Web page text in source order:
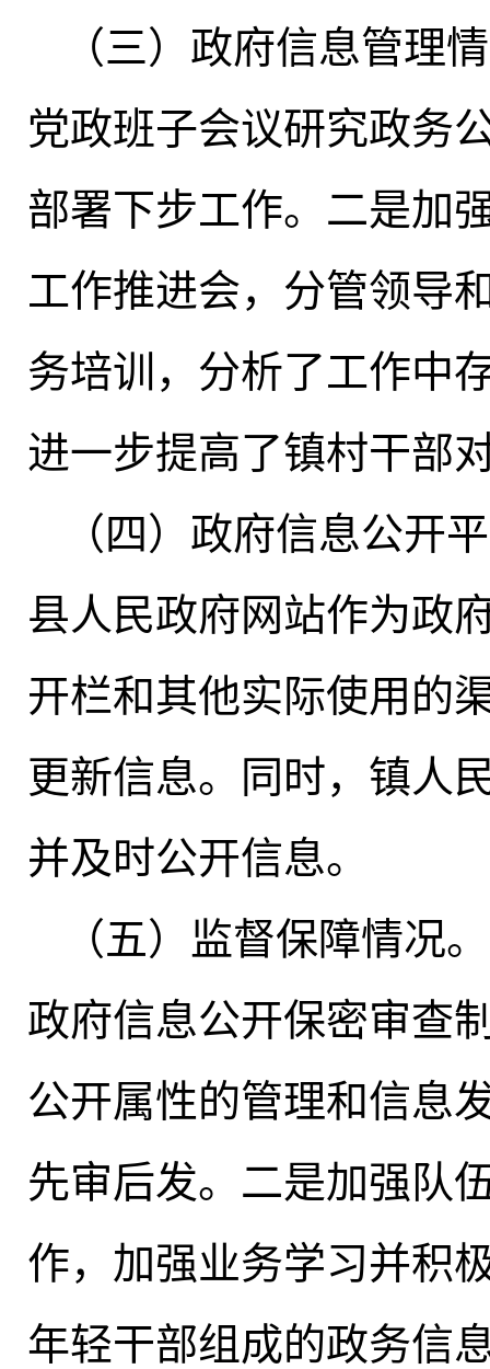
（三）政府信息管理
党政班子会议研究政务
部署下步工作。 二是加
工作推进会， 分管领导
务培训，分析了工作中
进一步提高了镇村干部
（四）政府信息公开
县人民政府网站作为政
开栏和其他实际使用的
更新信息。同时， 镇人
并及时公开信息。
（五）监督保障情况。
政府信息公开保密审查
公开属性的管理和信息
先审后发。二是加强队
作，加强业务学习并积
年轻干部组成的政务信